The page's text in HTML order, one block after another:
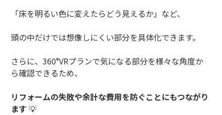
「床を明るい色に変えたらどう見えるか」など、
頭の中だけでは想像しにくい部分を具体化できます。
さらに、360°VRプランで気になる部分を様々な角度か
ら確認できるため、
リフォームの失敗や余計な費用を防ぐことにもつながり
ます 💡